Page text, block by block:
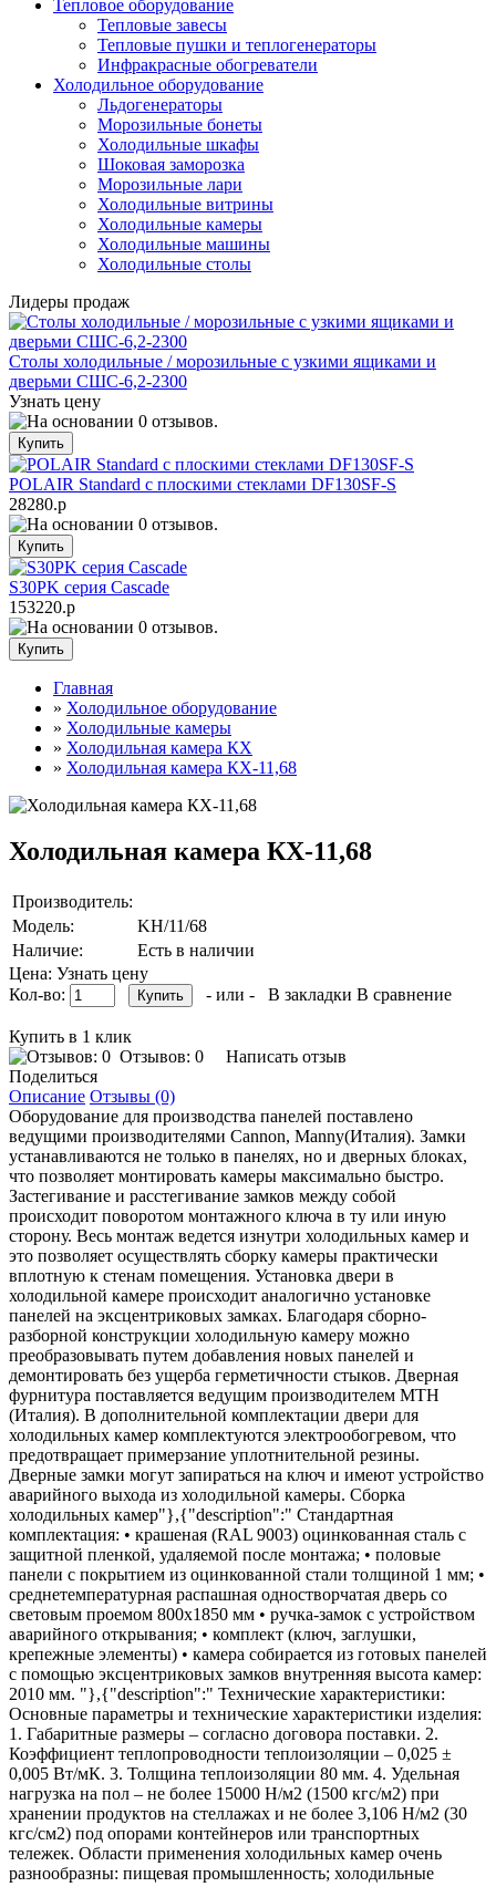
Тепловое оборудование
Тепловые завесы
Тепловые пушки и теплогенераторы
Инфракрасные обогреватели
Холодильное оборудование
Льдогенераторы
Морозильные бонеты
Холодильные шкафы
Шоковая заморозка
Морозильные лари
Холодильные витрины
Холодильные камеры
Холодильные машины
Холодильные столы
Лидеры продаж
Столы холодильные / морозильные с узкими ящиками и
дверьми СШС-6,2-2300
Узнать цену
POLAIR Standard с плоскими стеклами DF130SF-S
28280.р
S30PK серия Cascade
153220.р
Главная
» Холодильное оборудование
» Холодильные камеры
» Холодильная камера КХ
» Холодильная камера КХ-11,68
Холодильная камера КХ-11,68
Производитель:
Модель:
KH/11/68
Наличие:
Есть в наличии
Цена: Узнать цену
Кол-во:
- или - В закладки В сравнение
Купить в 1 клик
Отзывов: 0
Написать отзыв
Поделиться
Описание Отзывы (0)
Оборудование для производства панелей поставлено
ведущими производителями Сannon, Manny(Италия). Замки
устанавливаются не только в панелях, но и дверных блоках,
что позволяет монтировать камеры максимально быстро.
Застегивание и расстегивание замков между собой
происходит поворотом монтажного ключа в ту или иную
сторону. Весь монтаж ведется изнутри холодильных камер и
это позволяет осуществлять сборку камеры практически
вплотную к стенам помещения. Установка двери в
холодильной камере происходит аналогично установке
панелей на эксцентриковых замках. Благодаря сборно-
разборной конструкции холодильную камеру можно
преобразовывать путем добавления новых панелей и
демонтировать без ущерба герметичности стыков. Дверная
фурнитура поставляется ведущим производителем МТН
(Италия). В дополнительной комплектации двери для
холодильных камер комплектуются электрообогревом, что
предотвращает примерзание уплотнительной резины.
Дверные замки могут запираться на ключ и имеют устройство
аварийного выхода из холодильной камеры. Сборка
холодильных камер"},{"description":" Стандартная
комплектация: • крашеная (RAL 9003) оцинкованная сталь с
защитной пленкой, удаляемой после монтажа; • половые
панели с покрытием из оцинкованной стали толщиной 1 мм; •
среднетемпературная распашная одностворчатая дверь со
световым проемом 800х1850 мм • ручка-замок с устройством
аварийного открывания; • комплект (ключ, заглушки,
крепежные элементы) • камера собирается из готовых панелей
с помощью эксцентриковых замков внутренняя высота камер:
2010 мм. "},{"description":" Технические характеристики:
Основные параметры и технические характеристики изделия:
1. Габаритные размеры – согласно договора поставки. 2.
Коэффициент теплопроводности теплоизоляции – 0,025 ±
0,005 Вт/мК. 3. Толщина теплоизоляции 80 мм. 4. Удельная
нагрузка на пол – не более 15000 Н/м2 (1500 кгс/м2) при
хранении продуктов на стеллажах и не более 3,106 Н/м2 (30
кгс/см2) под опорами контейнеров или транспортных
тележек. Области применения холодильных камер очень
разнообразны: пищевая промышленность; холодильные